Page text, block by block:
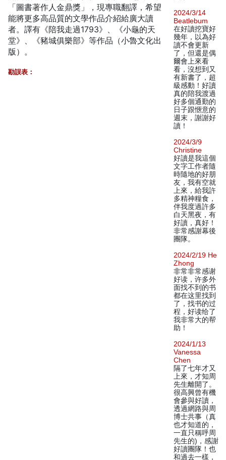
「圖書著作人金鼎獎」，現專職翻譯，希望
能將更多高品質的文學作品介紹給廣大讀
者。譯有《陪我走過1793》、《小龜的天
堂》、《豬城俱樂部》等作品（小魯文化出
版）。
勘誤表：
2024/3/14
Beatlebum
在好讀挖寶好
幾年，以為好
讀不會更新
了，但還是偶
爾會上來看
看，沒想到又
有新書了，超
級感動！好讀
真的陪我渡過
好多個通勤的
日子跟愜意的
週末，謝謝好
讀！
2024/3/9
Christine
好讀是我這個
文字工作者隨
時隨地的好朋
友，我有空就
上來，給我許
多精神糧食，
伴我度過許多
白天黑夜，有
好讀，真好！
非常感謝幕後
團隊。
2024/2/19 He
Zhong
非常非常感谢
好读，许多外
面找不到的书
都在这里找到
了，找书的过
程，好读给了
我非常大的帮
助！
2024/1/13
Vanessa
Chen
隔了七年才又
上來，才知周
先生離開了。
很高興曾有機
會參與好讀，
透過網路與周
博士共事（真
也才知道的，
一直只稱呼周
先生的)，感謝
好讀團隊！也
和過去一樣，